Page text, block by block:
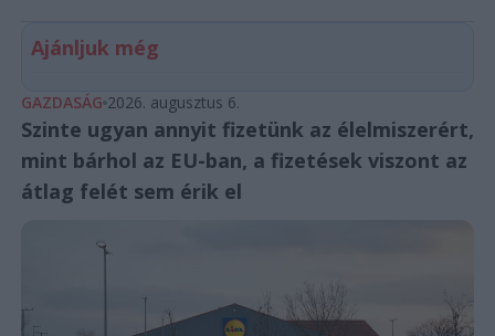
Ajánljuk még
GAZDASÁG 2026. augusztus 6.
Szinte ugyan annyit fizetünk az élelmiszerért,
mint bárhol az EU-ban, a fizetések viszont az
átlag felét sem érik el